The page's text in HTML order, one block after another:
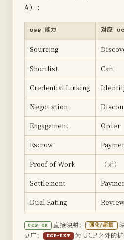
A）：
UGP 能力 对应
Sourcing
Shortlist Cart
Credential Linking
Negotiation
Engagement Order
Escrow
Proof-of-Work （无）
Settlement
Dual Rating
UCP-OK 直接映射； 强化/超集
更广；
UGP-EXT
为 UCP 之外的